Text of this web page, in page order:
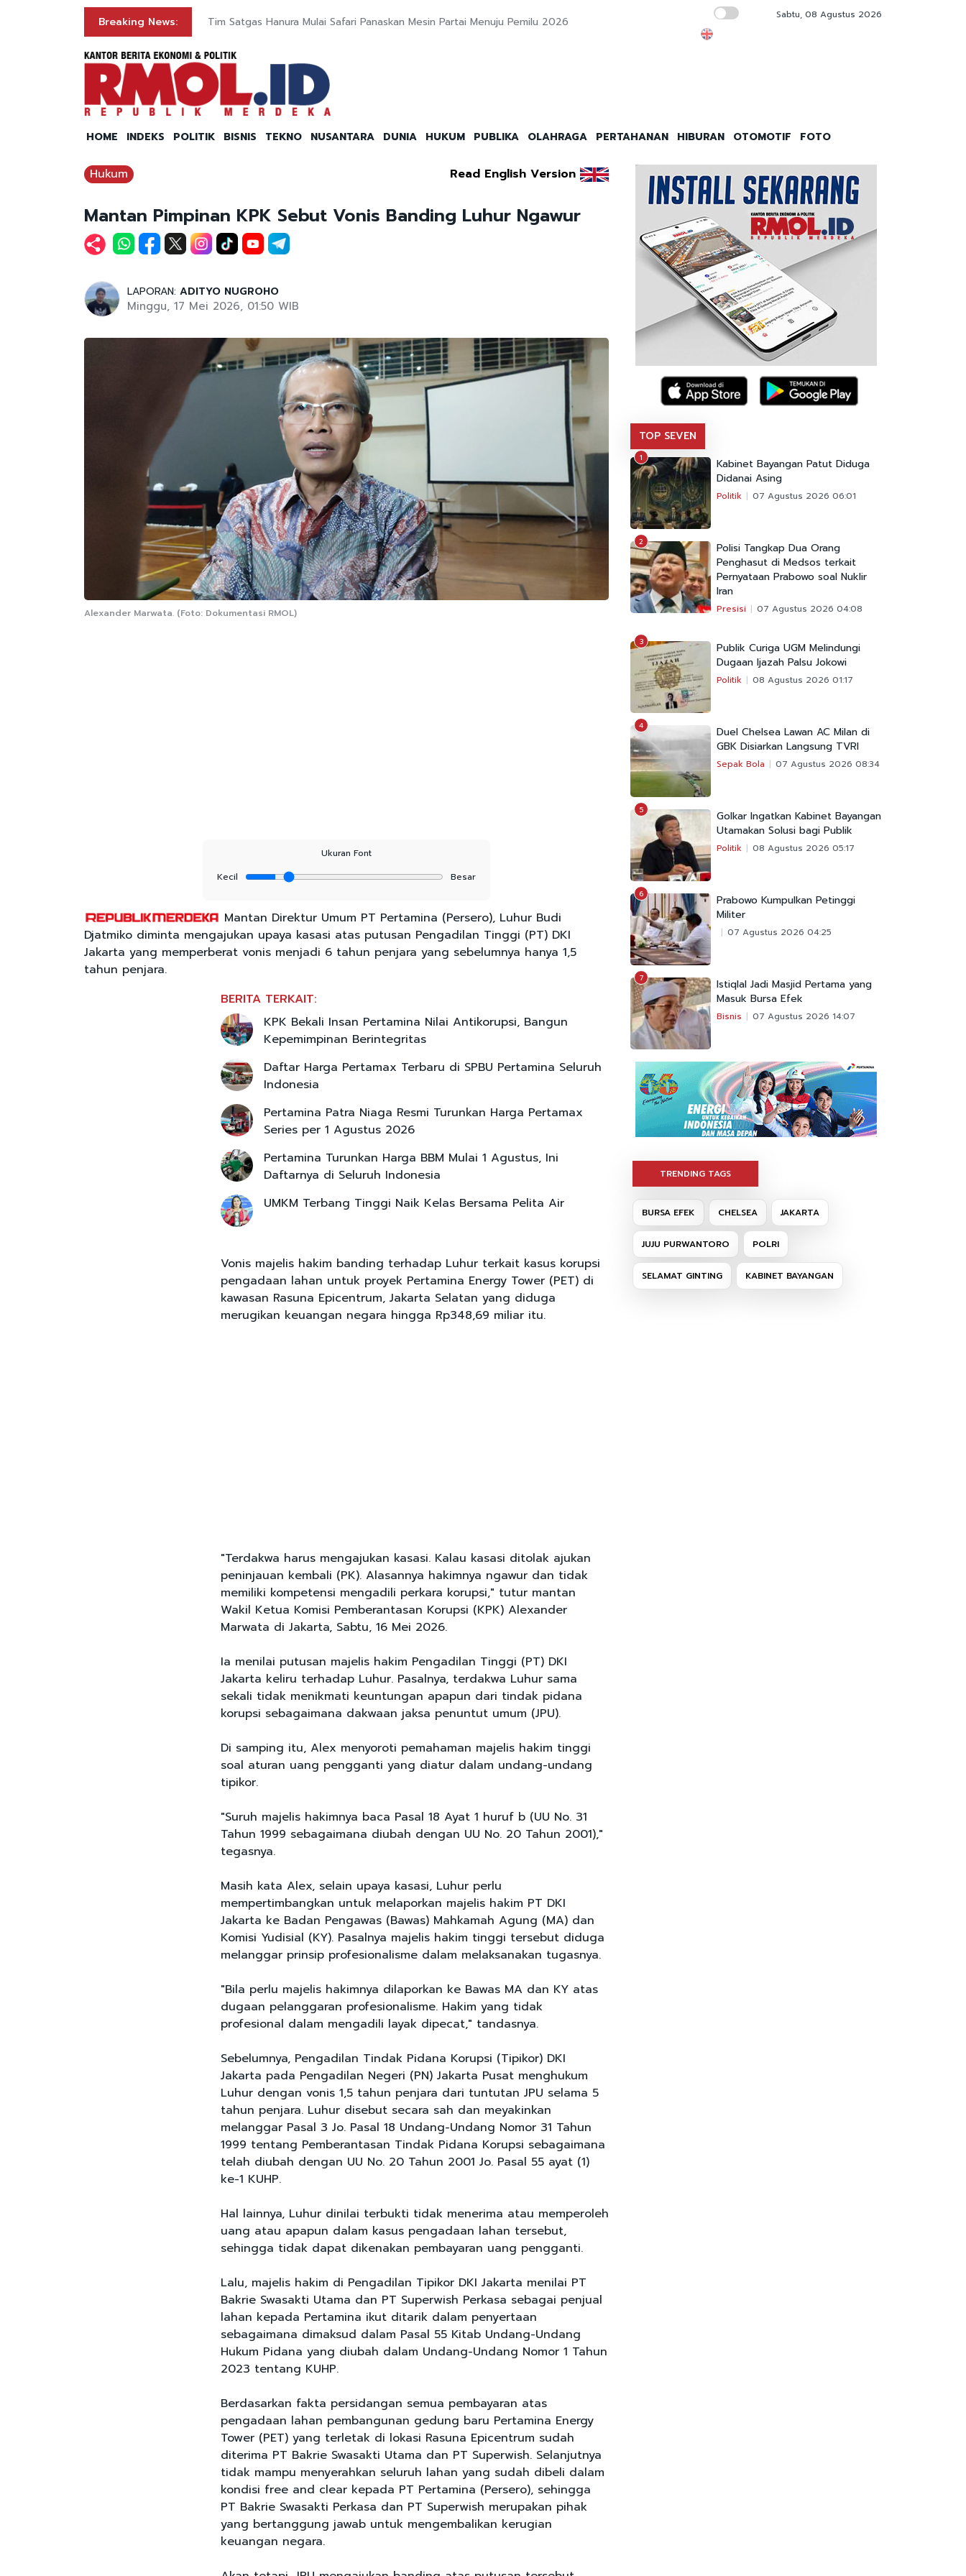
Breaking News: Tim Satgas Hanura Mulai Safari Panaskan Mesin Partai Menuju Pemilu 2026 KPAI Soroti Keracunan Massal MBG:
Sabtu, 08 Agustus 2026
HOME INDEKS POLITIK BISNIS TEKNO NUSANTARA DUNIA HUKUM PUBLIKA OLAHRAGA PERTAHANAN HIBURAN OTOMOTIF FOTO
Hukum Read English Version
Mantan Pimpinan KPK Sebut Vonis Banding Luhur Ngawur
LAPORAN: ADITYO NUGROHO
Minggu, 17 Mei 2026, 01:50 WIB
Alexander Marwata. (Foto: Dokumentasi RMOL)
Ukuran Font
Kecil
Besar
Mantan Direktur Umum PT Pertamina (Persero), Luhur Budi
Djatmiko diminta mengajukan upaya kasasi atas putusan Pengadilan Tinggi (PT) DKI
Jakarta yang memperberat vonis menjadi 6 tahun penjara yang sebelumnya hanya 1,5
tahun penjara.
BERITA TERKAIT:
KPK Bekali Insan Pertamina Nilai Antikorupsi, Bangun
Kepemimpinan Berintegritas
Daftar Harga Pertamax Terbaru di SPBU Pertamina Seluruh
Indonesia
Pertamina Patra Niaga Resmi Turunkan Harga Pertamax
Series per 1 Agustus 2026
Pertamina Turunkan Harga BBM Mulai 1 Agustus, Ini
Daftarnya di Seluruh Indonesia
UMKM Terbang Tinggi Naik Kelas Bersama Pelita Air
Vonis majelis hakim banding terhadap Luhur terkait kasus korupsi
pengadaan lahan untuk proyek Pertamina Energy Tower (PET) di
kawasan Rasuna Epicentrum, Jakarta Selatan yang diduga
merugikan keuangan negara hingga Rp348,69 miliar itu.
"Terdakwa harus mengajukan kasasi. Kalau kasasi ditolak ajukan
peninjauan kembali (PK). Alasannya hakimnya ngawur dan tidak
memiliki kompetensi mengadili perkara korupsi," tutur mantan
Wakil Ketua Komisi Pemberantasan Korupsi (KPK) Alexander
Marwata di Jakarta, Sabtu, 16 Mei 2026.
Ia menilai putusan majelis hakim Pengadilan Tinggi (PT) DKI
Jakarta keliru terhadap Luhur. Pasalnya, terdakwa Luhur sama
sekali tidak menikmati keuntungan apapun dari tindak pidana
korupsi sebagaimana dakwaan jaksa penuntut umum (JPU).
Di samping itu, Alex menyoroti pemahaman majelis hakim tinggi
soal aturan uang pengganti yang diatur dalam undang-undang
tipikor.
"Suruh majelis hakimnya baca Pasal 18 Ayat 1 huruf b (UU No. 31
Tahun 1999 sebagaimana diubah dengan UU No. 20 Tahun 2001),"
tegasnya.
Masih kata Alex, selain upaya kasasi, Luhur perlu
mempertimbangkan untuk melaporkan majelis hakim PT DKI
Jakarta ke Badan Pengawas (Bawas) Mahkamah Agung (MA) dan
Komisi Yudisial (KY). Pasalnya majelis hakim tinggi tersebut diduga
melanggar prinsip profesionalisme dalam melaksanakan tugasnya.
"Bila perlu majelis hakimnya dilaporkan ke Bawas MA dan KY atas
dugaan pelanggaran profesionalisme. Hakim yang tidak
profesional dalam mengadili layak dipecat," tandasnya.
Sebelumnya, Pengadilan Tindak Pidana Korupsi (Tipikor) DKI
Jakarta pada Pengadilan Negeri (PN) Jakarta Pusat menghukum
Luhur dengan vonis 1,5 tahun penjara dari tuntutan JPU selama 5
tahun penjara. Luhur disebut secara sah dan meyakinkan
melanggar Pasal 3 Jo. Pasal 18 Undang-Undang Nomor 31 Tahun
1999 tentang Pemberantasan Tindak Pidana Korupsi sebagaimana
telah diubah dengan UU No. 20 Tahun 2001 Jo. Pasal 55 ayat (1)
ke-1 KUHP.
Hal lainnya, Luhur dinilai terbukti tidak menerima atau memperoleh
uang atau apapun dalam kasus pengadaan lahan tersebut,
sehingga tidak dapat dikenakan pembayaran uang pengganti.
Lalu, majelis hakim di Pengadilan Tipikor DKI Jakarta menilai PT
Bakrie Swasakti Utama dan PT Superwish Perkasa sebagai penjual
lahan kepada Pertamina ikut ditarik dalam penyertaan
sebagaimana dimaksud dalam Pasal 55 Kitab Undang-Undang
Hukum Pidana yang diubah dalam Undang-Undang Nomor 1 Tahun
2023 tentang KUHP.
Berdasarkan fakta persidangan semua pembayaran atas
pengadaan lahan pembangunan gedung baru Pertamina Energy
Tower (PET) yang terletak di lokasi Rasuna Epicentrum sudah
diterima PT Bakrie Swasakti Utama dan PT Superwish. Selanjutnya
tidak mampu menyerahkan seluruh lahan yang sudah dibeli dalam
kondisi free and clear kepada PT Pertamina (Persero), sehingga
PT Bakrie Swasakti Perkasa dan PT Superwish merupakan pihak
yang bertanggung jawab untuk mengembalikan kerugian
keuangan negara.
TOP SEVEN
1
Kabinet Bayangan Patut Diduga
Didanai Asing
Politik 07 Agustus 2026 06:01
2
Polisi Tangkap Dua Orang
Penghasut di Medsos terkait
Pernyataan Prabowo soal Nuklir
Iran
Presisi 07 Agustus 2026 04:08
3
Publik Curiga UGM Melindungi
Dugaan Ijazah Palsu Jokowi
Politik 08 Agustus 2026 01:17
4
Duel Chelsea Lawan AC Milan di
GBK Disiarkan Langsung TVRI
Sepak Bola 07 Agustus 2026 08:34
5
Golkar Ingatkan Kabinet Bayangan
Utamakan Solusi bagi Publik
Politik 08 Agustus 2026 05:17
6
Prabowo Kumpulkan Petinggi
Militer
07 Agustus 2026 04:25
7
Istiqlal Jadi Masjid Pertama yang
Masuk Bursa Efek
Bisnis 07 Agustus 2026 14:07
TRENDING TAGS
BURSA EFEK CHELSEA JAKARTA
JUJU PURWANTORO POLRI
SELAMAT GINTING KABINET BAYANGAN